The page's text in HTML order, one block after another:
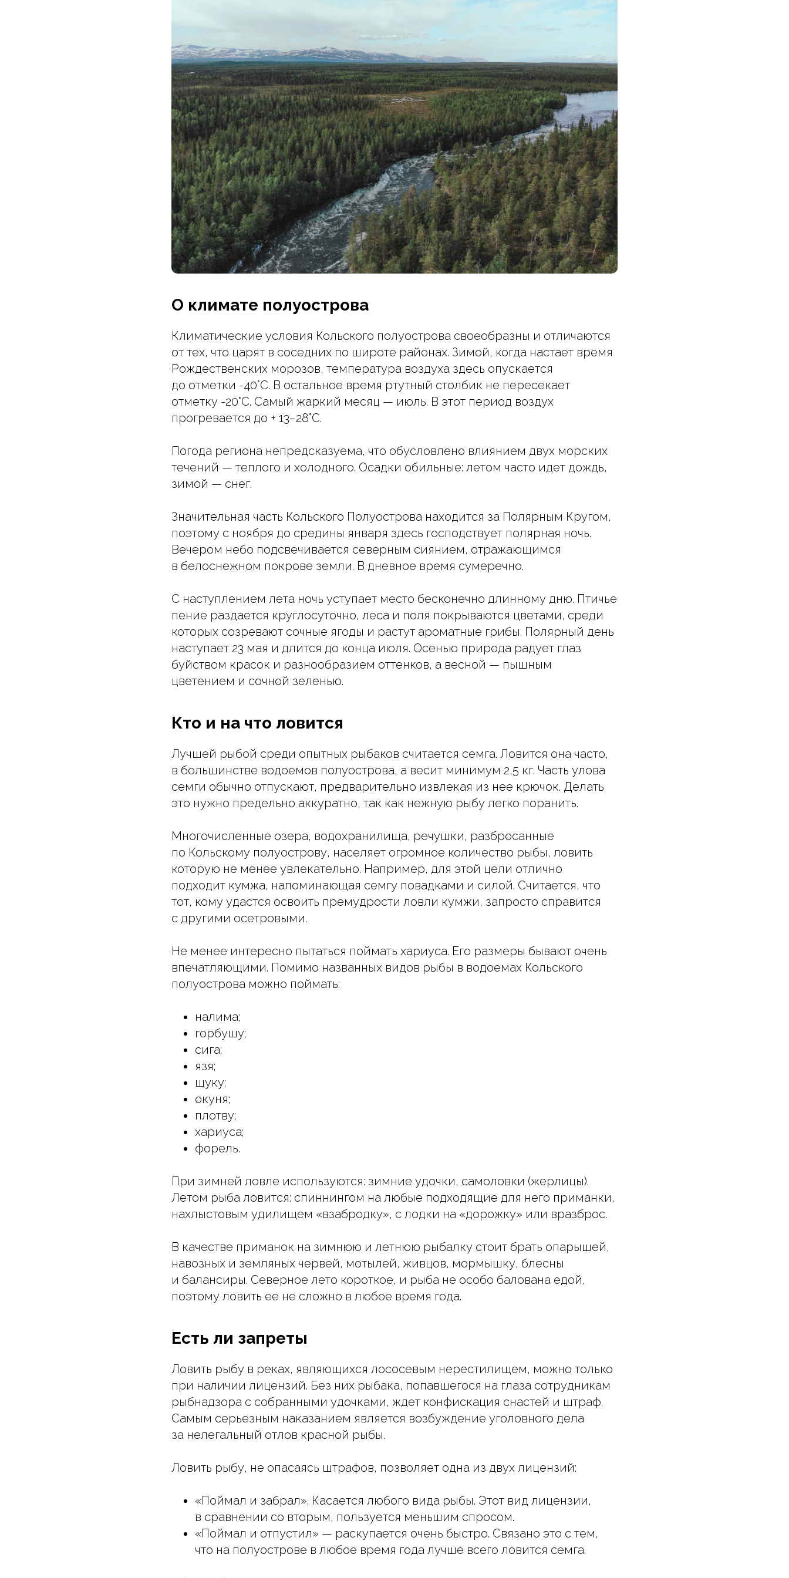
О климате полуострова
Климатические условия Кольского полуострова своеобразны и отличаются
от тех, что царят в соседних по широте районах. Зимой, когда настает время
Рождественских морозов, температура воздуха здесь опускается
до отметки -40°C. В остальное время ртутный столбик не пересекает
отметку -20°C. Самый жаркий месяц — июль. В этот период воздух
прогревается до + 13−28°C.
Погода региона непредсказуема, что обусловлено влиянием двух морских
течений — теплого и холодного. Осадки обильные: летом часто идет дождь,
зимой — снег.
Значительная часть Кольского Полуострова находится за Полярным Кругом,
поэтому с ноября до средины января здесь господствует полярная ночь.
Вечером небо подсвечивается северным сиянием, отражающимся
в белоснежном покрове земли. В дневное время сумеречно.
С наступлением лета ночь уступает место бесконечно длинному дню. Птичье
пение раздается круглосуточно, леса и поля покрываются цветами, среди
которых созревают сочные ягоды и растут ароматные грибы. Полярный день
наступает 23 мая и длится до конца июля. Осенью природа радует глаз
буйством красок и разнообразием оттенков, а весной — пышным
цветением и сочной зеленью.
Кто и на что ловится
Лучшей рыбой среди опытных рыбаков считается семга. Ловится она часто,
в большинстве водоемов полуострова, а весит минимум 2,5 кг. Часть улова
семги обычно отпускают, предварительно извлекая из нее крючок. Делать
это нужно предельно аккуратно, так как нежную рыбу легко поранить.
Многочисленные озера, водохранилища, речушки, разбросанные
по Кольскому полуострову, населяет огромное количество рыбы, ловить
которую не менее увлекательно. Например, для этой цели отлично
подходит кумжа, напоминающая семгу повадками и силой. Считается, что
тот, кому удастся освоить премудрости ловли кумжи, запросто справится
с другими осетровыми.
Не менее интересно пытаться поймать хариуса. Его размеры бывают очень
впечатляющими. Помимо названных видов рыбы в водоемах Кольского
полуострова можно поймать:
налима;
горбушу;
сига;
язя;
щуку;
окуня;
плотву;
хариуса;
форель.
При зимней ловле используются: зимние удочки, самоловки (жерлицы).
Летом рыба ловится: спиннингом на любые подходящие для него приманки,
нахлыстовым удилищем «взабродку», с лодки на «дорожку» или вразброс.
В качестве приманок на зимнюю и летнюю рыбалку стоит брать опарышей,
навозных и земляных червей, мотылей, живцов, мормышку, блесны
и балансиры. Северное лето короткое, и рыба не особо балована едой,
поэтому ловить ее не сложно в любое время года.
Есть ли запреты
Ловить рыбу в реках, являющихся лососевым нерестилищем, можно только
при наличии лицензий. Без них рыбака, попавшегося на глаза сотрудникам
рыбнадзора с собранными удочками, ждет конфискация снастей и штраф.
Самым серьезным наказанием является возбуждение уголовного дела
за нелегальный отлов красной рыбы.
Ловить рыбу, не опасаясь штрафов, позволяет одна из двух лицензий:
«Поймал и забрал». Касается любого вида рыбы. Этот вид лицензии,
в сравнении со вторым, пользуется меньшим спросом.
«Поймал и отпустил» — раскупается очень быстро. Связано это с тем,
что на полуострове в любое время года лучше всего ловится семга.